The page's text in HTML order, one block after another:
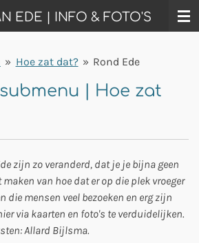
EDE | INFO & FOTO'S
» Hoe zat dat? » Rond Ede
| Hoe zat
zijn zo veranderd, dat je je bijna geen
van hoe dat er op die plek vroeger
die mensen veel bezoeken en erg zijn
via kaarten en foto's te verduidelijken.
Allard Bijlsma.